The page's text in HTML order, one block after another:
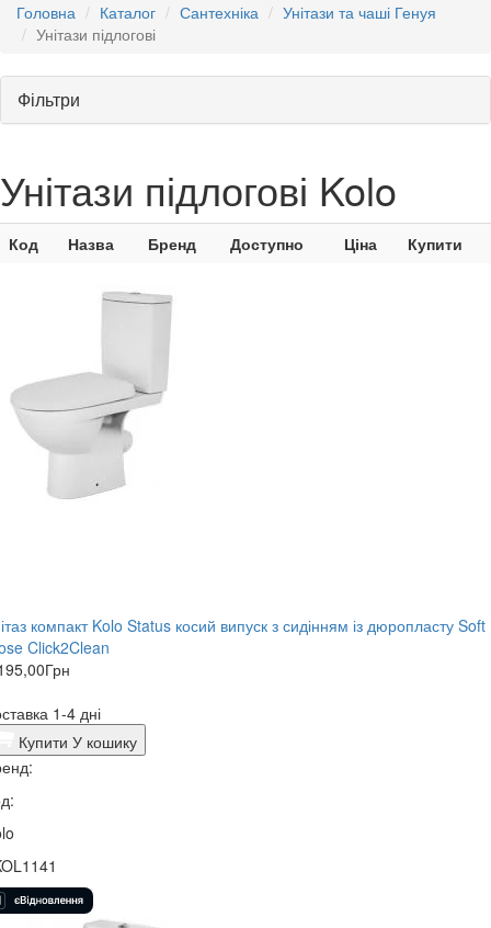
Головна
Каталог Сантехніка
Унітази та чаші Генуя
Унітази підлогові
Фільтри
Унітази підлогові Kolo
Код Назва Бренд Доступно Ціна Купити
компакт Kolo Status косий випуск з сидінням із дюропласту Soft
Click2Clean
Грн
1-4 дні
Купити У кошику